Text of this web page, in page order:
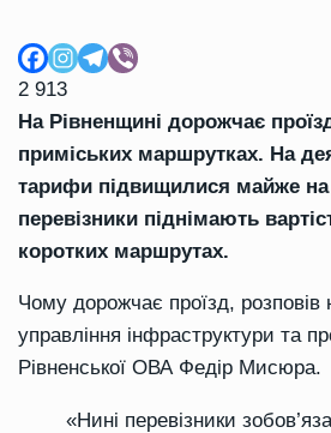
2 913
На Рівненщині дорожчає
приміських маршрутках. На
тарифи підвищилися майже
перевізники піднімають
коротких маршрутах.
Чому дорожчає проїзд, розповів
управління інфраструктури та
Рівненської ОВА Федір Мисюра.
«Нині перевізники